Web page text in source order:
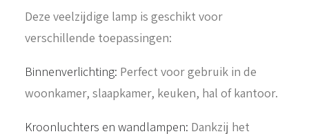
Deze veelzijdige lamp is geschikt voor
verschillende toepassingen:
Binnenverlichting: Perfect voor gebruik in de
woonkamer, slaapkamer, keuken, hal of kantoor.
Kroonluchters en wandlampen: Dankzij het